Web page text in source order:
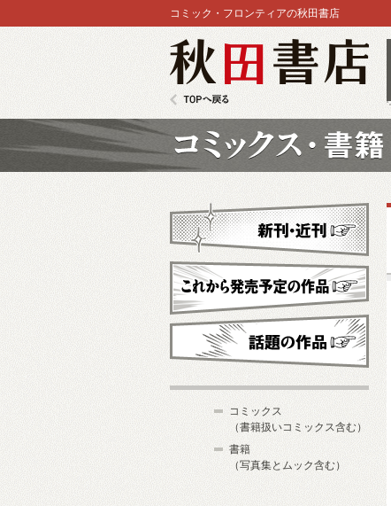
コミック・フロンティアの秋田書店
新刊・近刊
これから発売予定
コミックス
（書籍扱いコミックス含む）
書籍
（写真集とムック含む）